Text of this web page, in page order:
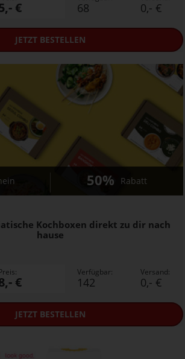
€ 68 0,- €
JETZTBESTELLEN
Kochboxen direkt zu dir nach
hause
50% Rabatt
€
Verfügbar:
142
Versand:
0,- €
JETZTBESTELLEN